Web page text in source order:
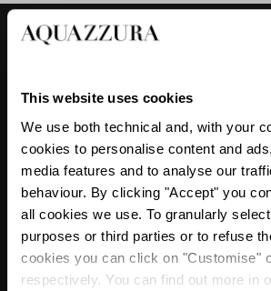
This website uses cookies
We use both technical and, with your
cookies to personalise content and
media features and to analyse our
behaviour. By clicking "Accept" you
all cookies we use. To granularly
purposes or third parties or to refuse
cookies you can click on "Customise"
respectively. You can find out more in
« Comme un champ glacé et
ma sandale Galactic Flower est
pieds. »